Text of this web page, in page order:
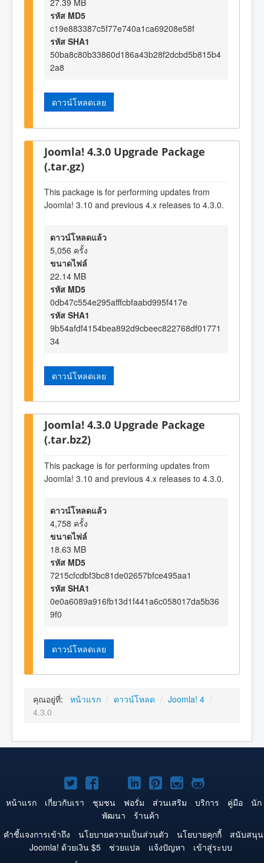
27.39 MB
รหัส MD5
c19e883387c5f77e740a1ca69208e58f
รหัส SHA1
50ba8c80b33860d186a43b28f2dcbd5b815b4
2a8
ดาวน์โหลดเลย
Joomla! 4.3.0 Upgrade Package
(.tar.gz)
This package is for performing updates from
Joomla! 3.10 and previous 4.x releases to 4.3.0.
ดาวน์โหลดแล้ว
5,056 ครั้ง
ขนาดไฟล์
22.14 MB
รหัส MD5
0db47c554e295afffcbfaabd995f417e
รหัส SHA1
9b54afdf4154bea892d9cbeec822768df01771
34
ดาวน์โหลดเลย
Joomla! 4.3.0 Upgrade Package
(.tar.bz2)
This package is for performing updates from
Joomla! 3.10 and previous 4.x releases to 4.3.0.
ดาวน์โหลดแล้ว
4,758 ครั้ง
ขนาดไฟล์
18.63 MB
รหัส MD5
7215cfcdbf3bc81de02657bfce495aa1
รหัส SHA1
0e0a6089a916fb13d1f441a6c058017da5b36
9f0
ดาวน์โหลดเลย
คุณอยู่ที่: หน้าแรก / ดาวน์โหลด / Joomla! 4 /
4.3.0
Joomla!
บน
Twitter
Joomla!
บน
Facebook
Joomla!
บน
YouTube
Joomla!
บน
LinkedIn
Joomla!
บน
Pinterest
Joomla!
บน
Joomla!
บน
หน้าแรก เกี่ยวกับเรา ชุมชน ฟอรั่ม ส่วนเสริม บริการ คู่มือ
นัก
พัฒนา
ร้านค้า
คำชี้แจงการเข้าถึง
นโยบายความเป็นส่วนตัว นโยบายคุกกี้
สนับสนุน
Joomla! ด้วยเงิน $5
ช่วยแปล แจ้งปัญหา
เข้าสู่ระบบ